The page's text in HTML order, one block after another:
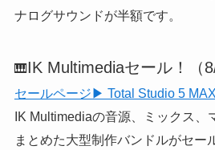
ナログサウンドが半額です。
🎹IK Multimediaセール！（
セールページ▶ Total Studio 5 MAX
IK Multimediaの音源、ミックス、
まとめた大型制作バンドルがセー